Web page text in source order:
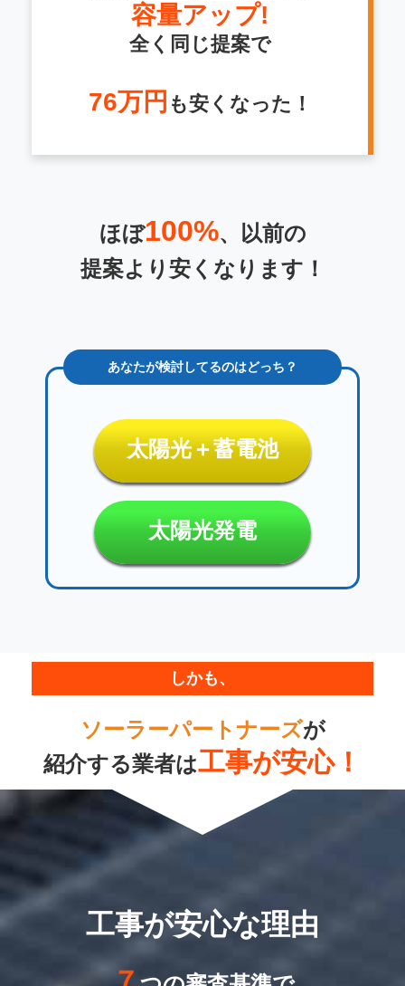
容量アップ!
全く同じ提案で
76万円 も安くなった！
ほぼ100%、以前の
提案より安くなります！
太陽光＋蓄電池
太陽光発電
しかも、
ソーラーパートナーズが
紹介する業者は工事が安心！
工事が安心な理由